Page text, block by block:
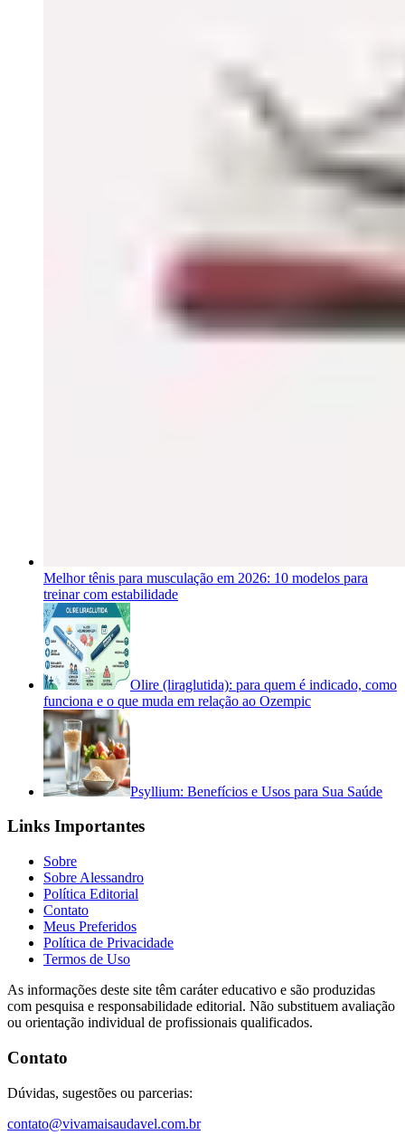
Melhor tênis para musculação em 2026: 10 modelos para
treinar com estabilidade
Olire (liraglutida): para quem é indicado, como
funciona e o que muda em relação ao Ozempic
Psyllium: Benefícios e Usos para Sua Saúde
Links Importantes
Sobre
Sobre Alessandro
Política Editorial
Contato
Meus Preferidos
Política de Privacidade
Termos de Uso
As informações deste site têm caráter educativo e são produzidas
com pesquisa e responsabilidade editorial. Não substituem avaliação
ou orientação individual de profissionais qualificados.
Contato
Dúvidas, sugestões ou parcerias:
contato@vivamaisaudavel.com.br